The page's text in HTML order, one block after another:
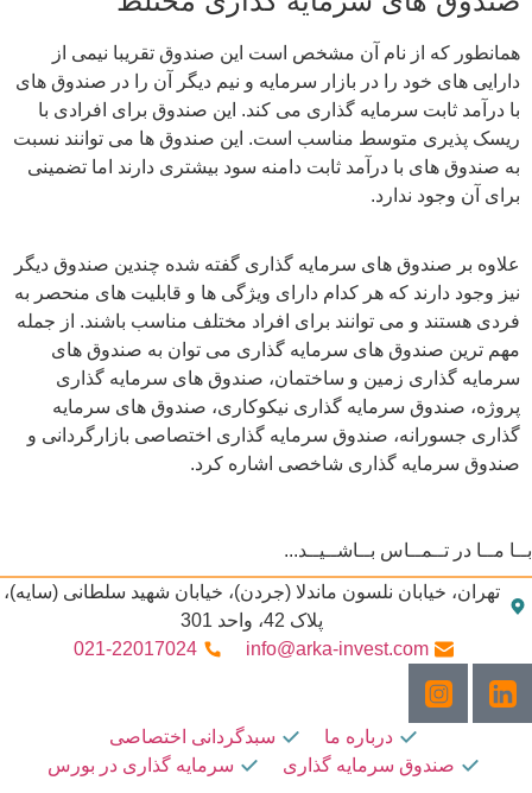
همانطور که از نام آن مشخص است این صندوق تقریبا نیمی از
دارایی های خود را در بازار سرمایه و نیم دیگر آن را در صندوق های
با درآمد ثابت سرمایه گذاری می کند. این صندوق برای افرادی با
ریسک پذیری متوسط مناسب است. این صندوق‌ ها می توانند نسبت
به صندوق های با درآمد ثابت دامنه سود بیشتری دارند اما تضمینی
برای آن وجود ندارد.
علاوه بر صندوق های سرمایه گذاری گفته شده چندین صندوق دیگر
نیز وجود دارند که هر کدام دارای ویژگی ها و قابلیت های منحصر به
فردی هستند و می توانند برای افراد مختلف مناسب باشند. از جمله
مهم ترین صندوق های سرمایه گذاری می توان به صندوق ‌های
سرمایه‌ گذاری زمین و ساختمان، صندوق ‌های سرمایه گذاری
پروژه، صندوق سرمایه گذاری نیکوکاری، صندوق های سرمایه
گذاری جسورانه، صندوق سرمایه گذاری اختصاصی بازارگردانی و
صندوق سرمایه گذاری شاخصی اشاره کرد.
مــا در تــمــاس بــاشــیــد...
تهران، خیابان نلسون ماندلا (جردن)، خیابان شهید سلطانی (سایه)،
پلاک 42، واحد 301
info@arka-invest.com
021-22017024
درباره ما
سبدگردانی اختصاصی
ﺻﻨﺪوق ﺳﺮﻣﺎﯾﻪ ﮔﺬاری
سرمایه گذاری در بورس